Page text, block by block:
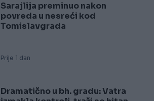
Sarajlija preminuo nakon
povreda u nesreći kod
Tomislavgrada
Prije 1 dan
Dramatično u bh. gradu: Vatra